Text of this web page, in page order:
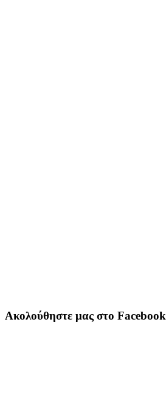
Ακολούθηστε μας στο Facebook